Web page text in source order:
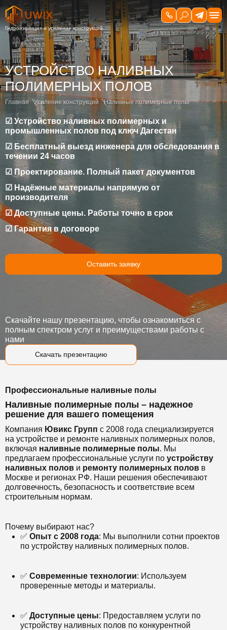
УСТРОЙСТВО НАЛИВНЫХ
ПОЛИМЕРНЫХ ПОЛОВ
Главная Усиление конструкций Наливные полимерные полы
☑ Устройство наливных полимерных и
промышленных полов под ключ Дагестан
☑ Бесплатный выезд инженера для обследования в
течении 24 часов
☑ Проектирование. Полный пакет документов
☑ Надёжные материалы напрямую от
производителя
☑ Доступные цены. Работы точно в срок
☑ Гарантия в договоре
Оставить заявку
Скачать презентацию
Скачайте нашу презентацию, чтобы ознакомиться с
полным спектром услуг и преимуществами работы с
нами
Профессиональные наливные полы
Наливные полимерные полы – надежное
решение для вашего помещения
Компания Ювикс Групп с 2008 года специализируется
на устройстве и ремонте наливных полимерных полов,
включая наливные полимерные полы. Мы
предлагаем профессиональные услуги по устройству
наливных полов и ремонту полимерных полов в
Москве и регионах РФ. Наши решения обеспечивают
долговечность, безопасность и соответствие всем
строительным нормам.
Почему выбирают нас?
✅ Опыт с 2008 года: Мы выполнили сотни проектов
по устройству наливных полимерных полов.
✅ Современные технологии: Используем
проверенные методы и материалы.
✅ Доступные цены: Предоставляем услуги по
устройству наливных полов по конкурентной